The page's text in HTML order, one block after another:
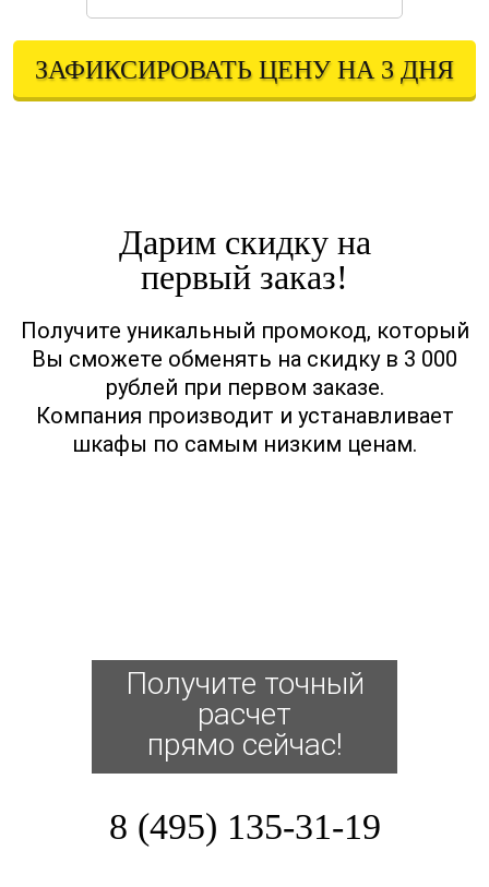
ЗАФИКСИРОВАТЬ ЦЕНУ НА 3 ДНЯ
Оставляя свои контактные данные, вы подтверждаете свое совершеннолетие,
Дарим скидку на
первый заказ!
Получите уникальный промокод, который
Вы сможете обменять на скидку в 3 000
рублей при первом заказе.
Компания производит и устанавливает
шкафы по самым низким ценам.
Получите точный
расчет
прямо сейчас!
8 (495) 135-31-19